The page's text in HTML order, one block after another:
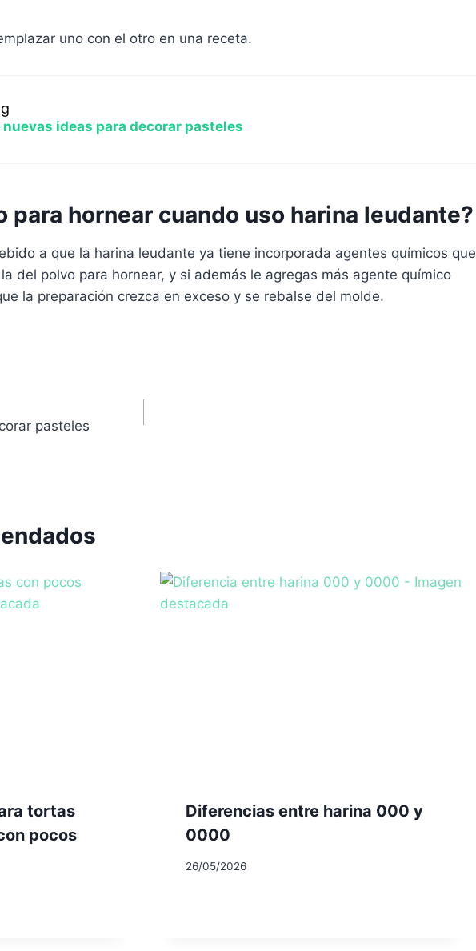
uno con el otro en una receta.
nuevas ideas para decorar pasteles
para hornear cuando uso harina leudante?
a que la harina leudante ya tiene incorporada agentes químicos que
del polvo para hornear, y si además le agregas más agente químico
la preparación crezca en exceso y se rebalse del molde.
pasteles
tortas
pocos
Diferencias entre harina 000 y
0000
26/05/2026